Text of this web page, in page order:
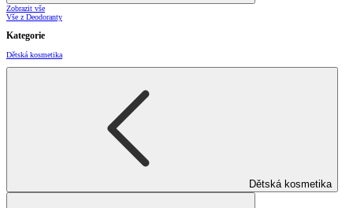
Zobrazit vše
Vše z Deodoranty
Kategorie
Dětská kosmetika
Dětská kosmetika